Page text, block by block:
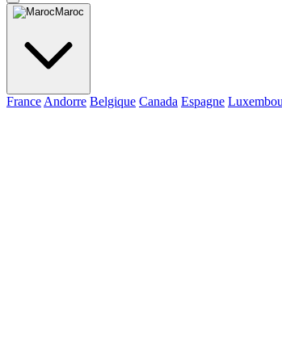
Maroc
France Andorre Belgique Canada Espagne